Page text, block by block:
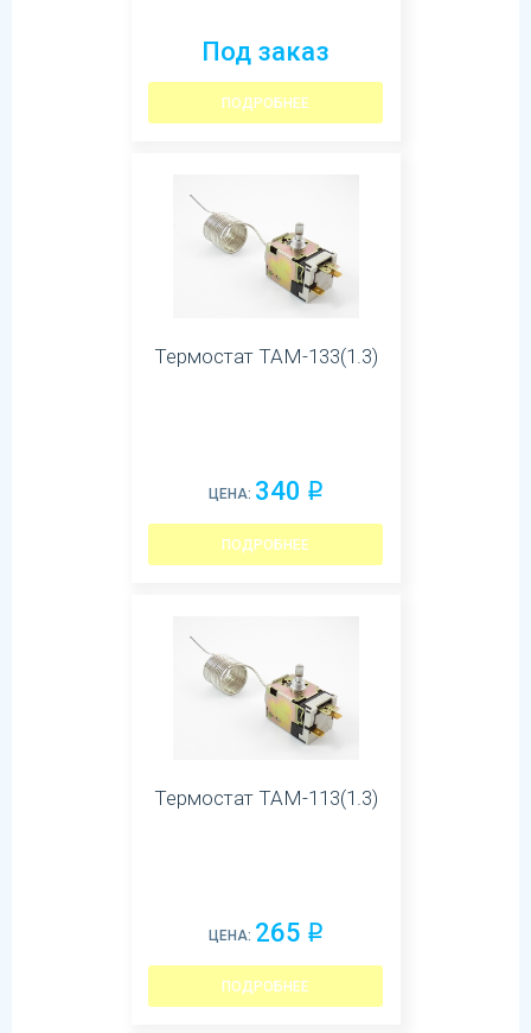
Под заказ
ПОДРОБНЕЕ
Термостат ТАМ-133(1.3)
ЦЕНА: 340 q
ПОДРОБНЕЕ
Термостат ТАМ-113(1.3)
ЦЕНА: 265 q
ПОДРОБНЕЕ